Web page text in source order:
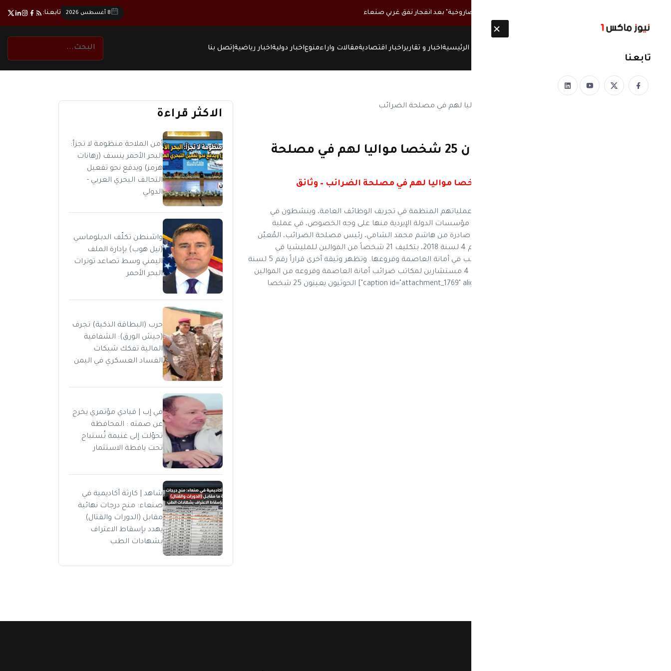
8 أغسطس 2026 تابعنا:
الرئيسيةاخبار و تقاريراخبار اقتصاديةمقالات واراءمنوعاخبار دوليةاخبار رياضيةإتصل بنا
تابعنا
بالوثائق.. الحوثيون يعينون 25 شخصا مواليا لهم في مصلحة
نيوز ماكس ون– وكالة خبر : يواصل الحوثيون عملياتهم المنظمة في تجريف الوظائف العامة، وينشطون في
إقصاء الكوادر الوطنية في مختلف قطاعات مؤسسات الدولة الإيردية منها على وجه الخصوص، في عملية
ممنهجة لنهب المال العام. وكشفت وثيقة صادرة من هاشم محمد الشامي، رئيس مصلحة الضرائب، المُعيّن
من قِبل مليشيا الحوثي، أصدر فيها قراراً رقم 4 لسنة 2018، بتكليف 21 شخصاً من الموالين للمليشيا في
مناصب مديري إدارات ومديري مكاتب الضرائب في أمانة العاصمة وفروعها. وتظهر وثيقة أخرى قراراً رقم 5 لسنة
2018 أصدره رئيس مصلحة الضرائب بتعيين 4 مستشارين لمكاتب ضرائب أمانة العاصمة وفروعه من الموالين
الحوثيون يعينون 25 شخصا
الاكثر قراءة
أمن الملاحة منظومة لا تجزأ:
البحر الأحمر ينسف (رهانات
هرمز) ويدفع نحو تفعيل
التحالف البحري العربي -
الدولي
واشنطن تكلّف الدبلوماسي
(نيل هوب) بإدارة الملف
اليمني وسط تصاعد توترات
البحر الأحمر
حرب (البطاقة الذكية) تجرف
(جيش الورق): الشفافية
المالية تفكك شبكات
الفساد العسكري في اليمن
في إب | قيادي مؤتمري يخرج
عن صمته : المحافظة
تحوّلت إلى غنيمة تُستباح
تحت يافطة الاستثمار
شاهد | كارثة أكاديمية في
صنعاء: منح درجات نهائية
مقابل (الدورات والقتال)
يهدد بإسقاط الاعتراف
بشهادات الطب